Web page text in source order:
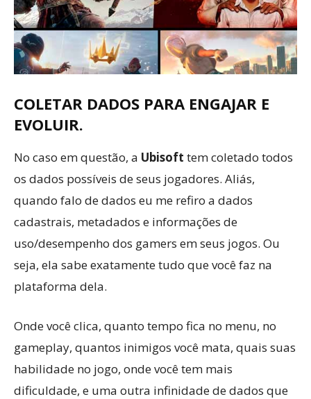
COLETAR DADOS PARA ENGAJAR E
EVOLUIR.
No caso em questão, a Ubisoft tem coletado todos
os dados possíveis de seus jogadores. Aliás,
quando falo de dados eu me refiro a dados
cadastrais, metadados e informações de
uso/desempenho dos gamers em seus jogos. Ou
seja, ela sabe exatamente tudo que você faz na
plataforma dela.
Onde você clica, quanto tempo fica no menu, no
gameplay, quantos inimigos você mata, quais suas
habilidade no jogo, onde você tem mais
dificuldade, e uma outra infinidade de dados que